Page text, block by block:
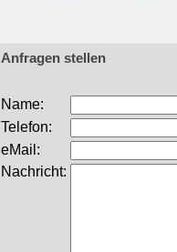
Anfragen stellen
Name:
Telefon:
eMail:
Nachricht: